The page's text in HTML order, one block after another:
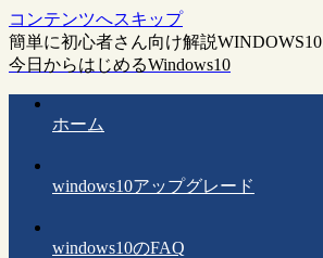
コンテンツへスキップ
簡単に初心者さん向け解説WINDOWS10
今日からはじめるWindows10
ホーム
windows10アップグレード
windows10のFAQ